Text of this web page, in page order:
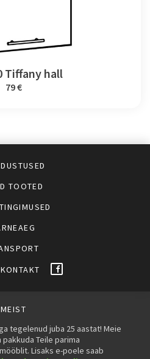
Tiffany hall
79 €
TOOTED
KONTAKT
MEIST
tegelenud juba 25 aastat! Meie
Teile parima
Lisaks e-poele saab